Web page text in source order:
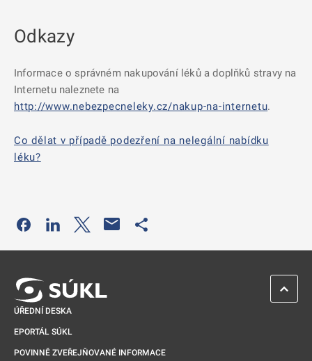
Odkazy
Informace o správném nakupování léků a doplňků stravy na
Internetu naleznete na
http://www.nebezpecneleky.cz/nakup-na-internetu.
Co dělat v případě podezření na nelegální nabídku
léku?
Odkaz se otevře na nové kartě
Odkaz se otevře na nové kartě
Odkaz se otevře na nové kartě
ÚŘEDNÍ DESKA
EPORTÁL SÚKL
POVINNĚ ZVEŘEJŇOVANÉ INFORMACE
ZPĚT